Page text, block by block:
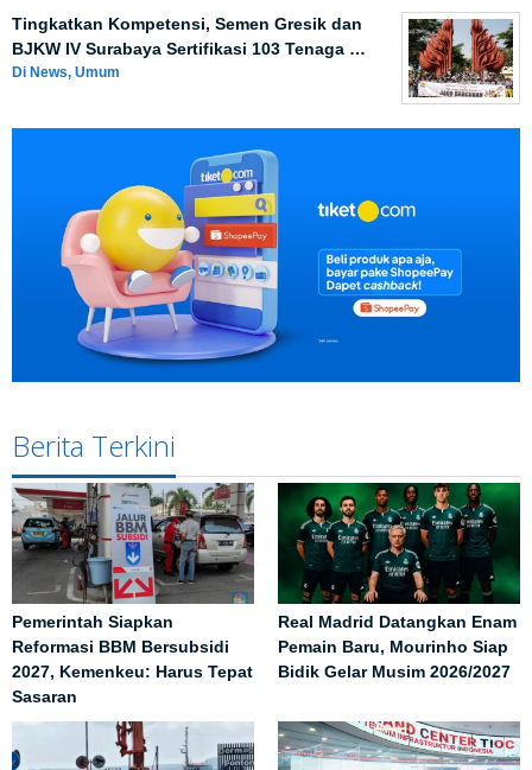
Tingkatkan Kompetensi, Semen Gresik dan
BJKW IV Surabaya Sertifikasi 103 Tenaga …
Di News, Umum
Berita Terkini
Pemerintah Siapkan
Reformasi BBM Bersubsidi
2027, Kemenkeu: Harus Tepat
Sasaran
Real Madrid Datangkan Enam
Pemain Baru, Mourinho Siap
Bidik Gelar Musim 2026/2027